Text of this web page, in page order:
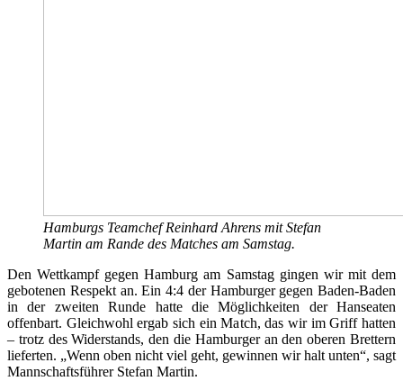
Hamburgs Teamchef Reinhard Ahrens mit Stefan
Martin am Rande des Matches am Samstag.
Den Wettkampf gegen Hamburg am Samstag gingen wir mit dem
gebotenen Respekt an. Ein 4:4 der Hamburger gegen Baden-Baden
in der zweiten Runde hatte die Möglichkeiten der Hanseaten
offenbart. Gleichwohl ergab sich ein Match, das wir im Griff hatten
– trotz des Widerstands, den die Hamburger an den oberen Brettern
lieferten. „Wenn oben nicht viel geht, gewinnen wir halt unten“, sagt
Mannschaftsführer Stefan Martin.